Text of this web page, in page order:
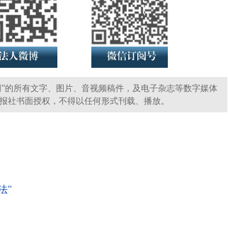
所有文字、图片、音视频稿件，及电子杂志等数字媒体
社书面授权，不得以任何形式刊载、播放。
"